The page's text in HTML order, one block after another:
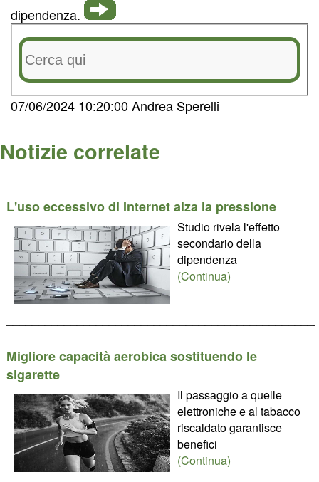
dipendenza.
07/06/2024 10:20:00 Andrea Sperelli
Notizie correlate
L'uso eccessivo di Internet alza la pressione
Studio rivela l'effetto
secondario della
dipendenza
(Continua)
Migliore capacità aerobica sostituendo le
sigarette
Il passaggio a quelle
elettroniche e al tabacco
riscaldato garantisce
benefici
(Continua)